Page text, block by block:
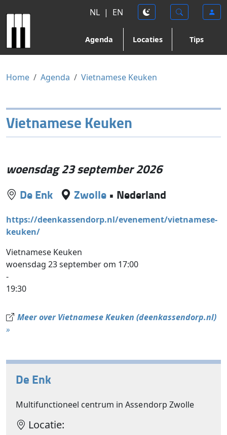
NL | EN
Agenda Locaties Tips
Home Agenda Vietnamese Keuken
Vietnamese Keuken
woensdag 23 september 2026
De Enk Zwolle • Nederland
https://deenkassendorp.nl/evenement/vietnamese-
keuken/
Vietnamese Keuken
woensdag 23 september om 17:00
-
19:30
Meer over Vietnamese Keuken (deenkassendorp.nl)
»
De Enk
Multifunctioneel centrum in Assendorp Zwolle
Locatie: